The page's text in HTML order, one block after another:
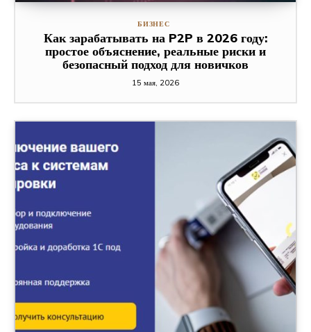
БИЗНЕС
Как зарабатывать на P2P в 2026 году:
простое объяснение, реальные риски и
безопасный подход для новичков
15 мая, 2026